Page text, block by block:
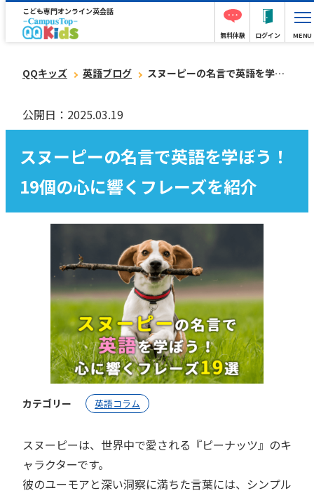
こども専門オンライン英会話
無料体験 ログイン MENU
QQキッズ 英語ブログ スヌーピーの名言で英語を学ぼう！19個の心に響くフレーズを紹介
公開日：2025.03.19
スヌーピーの名言で英語を学ぼう！
19個の心に響くフレーズを紹介
カテゴリー 英語コラム
スヌーピーは、世界中で愛される『ピーナッツ』のキ
ャラクターです。
彼のユーモアと深い洞察に満ちた言葉には、シンプル